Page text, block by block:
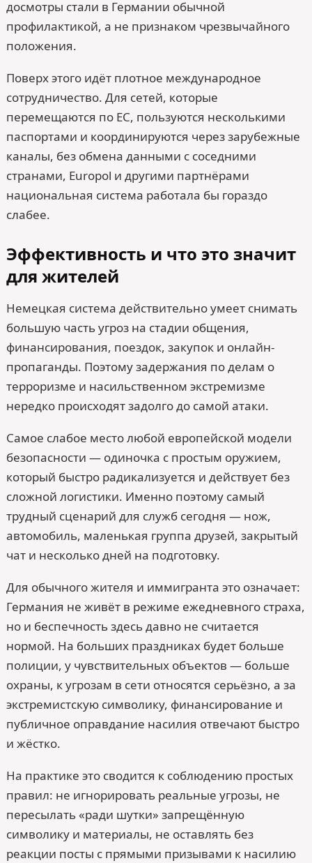
досмотры стали в Германии обычной
профилактикой, а не признаком чрезвычайного
положения.
Поверх этого идёт плотное международное
сотрудничество. Для сетей, которые
перемещаются по ЕС, пользуются несколькими
паспортами и координируются через зарубежные
каналы, без обмена данными с соседними
странами, Europol и другими партнёрами
национальная система работала бы гораздо
слабее.
Эффективность и что это значит
для жителей
Немецкая система действительно умеет снимать
большую часть угроз на стадии общения,
финансирования, поездок, закупок и онлайн-
пропаганды. Поэтому задержания по делам о
терроризме и насильственном экстремизме
нередко происходят задолго до самой атаки.
Самое слабое место любой европейской модели
безопасности — одиночка с простым оружием,
который быстро радикализуется и действует без
сложной логистики. Именно поэтому самый
трудный сценарий для служб сегодня — нож,
автомобиль, маленькая группа друзей, закрытый
чат и несколько дней на подготовку.
Для обычного жителя и иммигранта это означает:
Германия не живёт в режиме ежедневного страха,
но и беспечность здесь давно не считается
нормой. На больших праздниках будет больше
полиции, у чувствительных объектов — больше
охраны, к угрозам в сети относятся серьёзно, а за
экстремистскую символику, финансирование и
публичное оправдание насилия отвечают быстро
и жёстко.
На практике это сводится к соблюдению простых
правил: не игнорировать реальные угрозы, не
пересылать «ради шутки» запрещённую
символику и материалы, не оставлять без
реакции посты с прямыми призывами к насилию